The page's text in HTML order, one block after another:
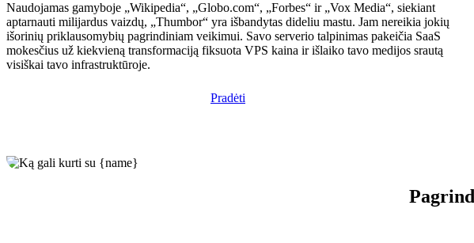
Naudojamas gamyboje „Wikipedia“, „Globo.com“, „Forbes“ ir „Vox Media“, siekiant
aptarnauti milijardus vaizdų, „Thumbor“ yra išbandytas dideliu mastu. Jam nereikia jokių
išorinių priklausomybių pagrindiniam veikimui. Savo serverio talpinimas pakeičia SaaS
mokesčius už kiekvieną transformaciją fiksuota VPS kaina ir išlaiko tavo medijos srautą
visiškai tavo infrastruktūroje.
Pradėti